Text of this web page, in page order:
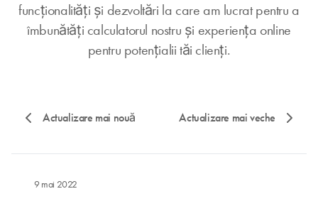
funcționalități și dezvoltări la care am lucrat pentru a
îmbunătăți calculatorul nostru și experiența online
pentru potențialii tăi clienți.
Actualizare mai nouă Actualizare mai veche
9 mai 2022